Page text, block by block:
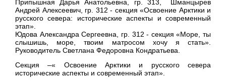
Припышная Дарья Анатольевна, гр. 313, Шманцырев
Андрей Алексеевич, гр. 312 - секция «Освоение Арктики и
русского севера: исторические аспекты и современный
этап».
Юдова Александра Сергеевна, гр. 312 - секция «Море, ты
слышишь, море, твоим матросом хочу я стать».
Руководитель Светлана Федоровна Кондратьева.
Секция –« Освоение Арктики и русского севера
исторические аспекты и современный этап».